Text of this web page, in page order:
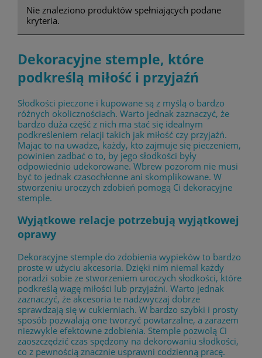
Nie znaleziono produktów spełniających podane
kryteria.
Dekoracyjne stemple, które
podkreślą miłość i przyjaźń
Słodkości pieczone i kupowane są z myślą o bardzo
różnych okolicznościach. Warto jednak zaznaczyć, że
bardzo duża część z nich ma stać się idealnym
podkreśleniem relacji takich jak miłość czy przyjaźń.
Mając to na uwadze, każdy, kto zajmuje się pieczeniem,
powinien zadbać o to, by jego słodkości były
odpowiednio udekorowane. Wbrew pozorom nie musi
być to jednak czasochłonne ani skomplikowane. W
stworzeniu uroczych zdobień pomogą Ci dekoracyjne
stemple.
Wyjątkowe relacje potrzebują wyjątkowej
oprawy
Dekoracyjne stemple do zdobienia wypieków to bardzo
proste w użyciu akcesoria. Dzięki nim niemal każdy
poradzi sobie ze stworzeniem uroczych słodkości, które
podkreślą wagę miłości lub przyjaźni. Warto jednak
zaznaczyć, że akcesoria te nadzwyczaj dobrze
sprawdzają się w cukierniach. W bardzo szybki i prosty
sposób pozwalają one tworzyć powtarzalne, a zarazem
niezwykle efektowne zdobienia. Stemple pozwolą Ci
zaoszczędzić czas spędzony na dekorowaniu słodkości,
co z pewnością znacznie usprawni codzienną pracę.